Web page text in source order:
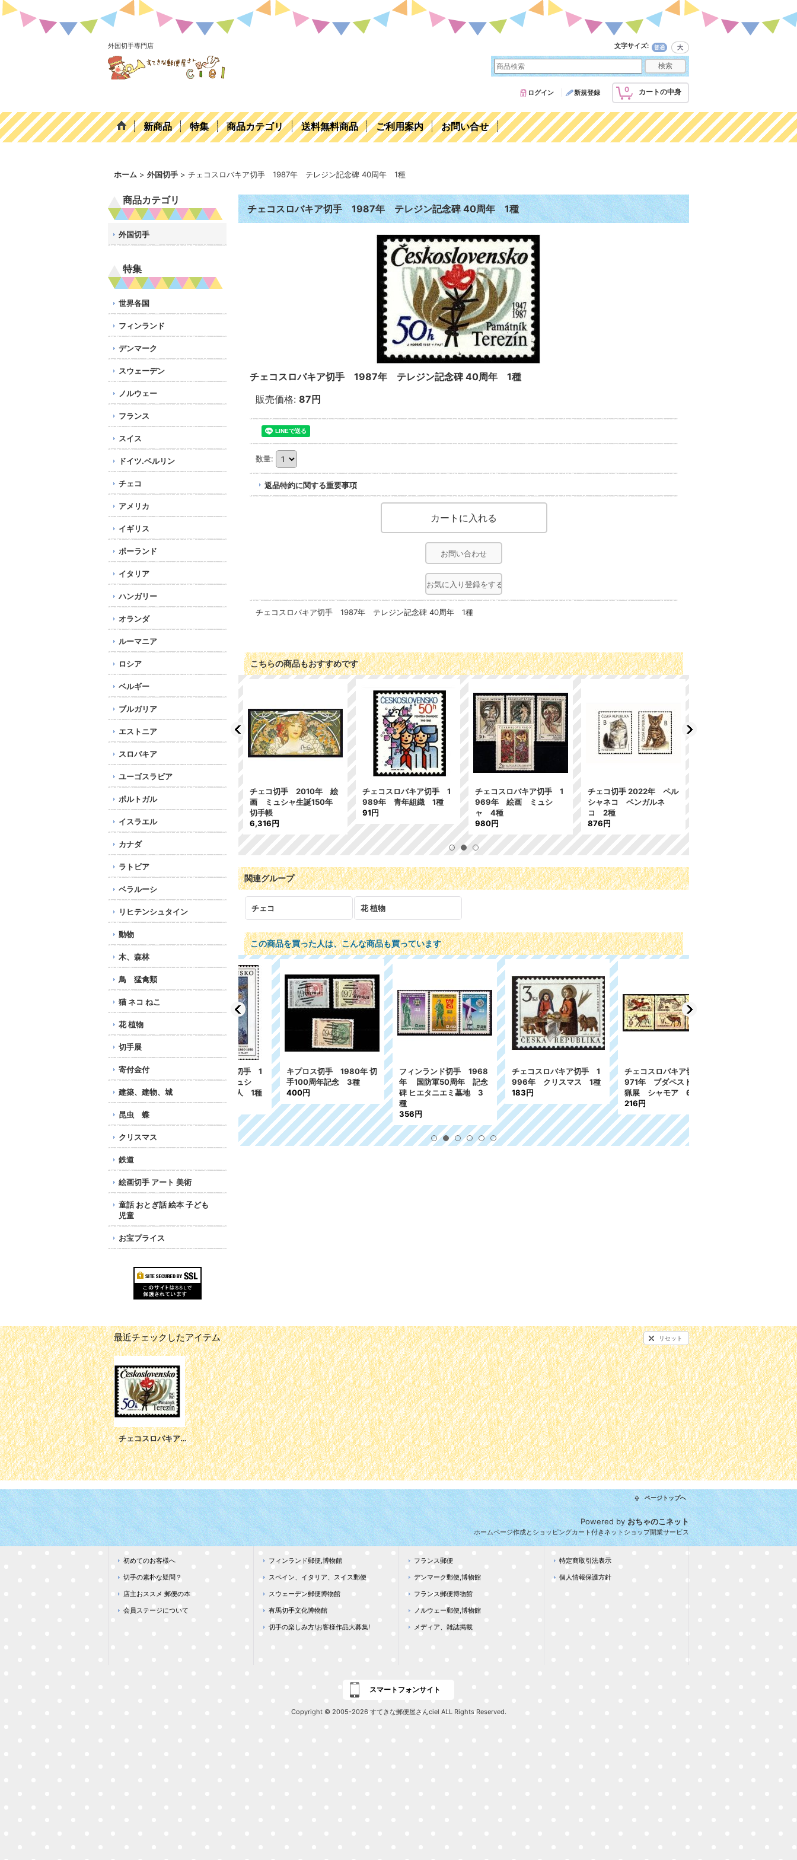
外国切手専門店 文字サイズ:
0 カートの中身
ログイン 新規登録
新商品 特集 商品カテゴリ 送料無料商品 ご利用案内 お問い合せ
ホーム > 外国切手 > チェコスロバキア切手 1987年 テレジン記念碑 40周年 1種
商品カテゴリ
外国切手
特集
世界各国
フィンランド
デンマーク
スウェーデン
ノルウェー
フランス
スイス
ドイツ.ベルリン
チェコ
アメリカ
イギリス
ポーランド
イタリア
ハンガリー
オランダ
ルーマニア
ロシア
ベルギー
ブルガリア
エストニア
スロバキア
ユーゴスラビア
ポルトガル
イスラエル
カナダ
ラトビア
ベラルーシ
リヒテンシュタイン
動物
木、森林
鳥 猛禽類
猫 ネコ ねこ
花 植物
切手展
寄付金付
建築、建物、城
昆虫 蝶
クリスマス
鉄道
絵画切手 アート 美術
童話 おとぎ話 絵本 子ども
児童
お宝プライス
チェコスロバキア切手 1987年 テレジン記念碑 40周年 1種
チェコスロバキア切手 1987年 テレジン記念碑 40周年 1種
販売価格: 87円
数量:
返品特約に関する重要事項
お問い合わせ
お気に入り登録をする
チェコスロバキア切手 1987年 テレジン記念碑 40周年 1種
こちらの商品もおすすめです
リスマス 2種
713円
チェコ切手 2010年 絵
画 ミュシャ生誕150年
切手帳
6,316円
チェコスロバキア切手 1
989年 青年組織 1種
91円
チェコスロバキア切手 1
969年 絵画 ミュシ
ャ 4種
980円
チェコ切手 2022年 ペル
シャネコ ベンガルネ
コ 2種
876円
関連グループ
チェコ 花 植物
この商品を買った人は、こんな商品も買っています
989年 パリ ダカール
チェコスロバキア切手 1
990年 絵画 ミュシ
ャ 故郷のスラヴ人 1種
543円
キプロス切手 1980年 切
手100周年記念 3種
400円
フィンランド切手 1968
年 国防軍50周年 記念
碑 ヒエタニエミ墓地 3
種
356円
チェコスロバキア切手 1
996年 クリスマス 1種
183円
チェコスロバキア切手 1
971年 ブダペスト世界狩
猟展 シャモア 6種
216円
最近チェックしたアイテム リセット
チェコスロバキア切手 1987年 テレジン記念碑 40周年 1種
ページトップへ
Powered byおちゃのこネット
ホームページ作成とショッピングカート付きネットショップ開業サービス
初めてのお客様へ
切手の素朴な疑問？
店主おススメ 郵便の本
会員ステージについて
フィンランド郵便,博物館
スペイン、イタリア、スイス郵便
スウェーデン郵便博物館
有馬切手文化博物館
切手の楽しみ方!お客様作品大募集!
フランス郵便
デンマーク郵便,博物館
フランス郵便博物館
ノルウェー郵便,博物館
メディア、雑誌掲載
特定商取引法表示
個人情報保護方針
スマートフォンサイト
Copyright © 2005-2026 すてきな郵便屋さんciel ALL Rights Reserved.